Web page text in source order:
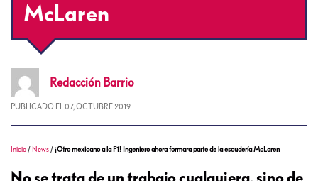
McLaren
Redacción Barrio
PUBLICADO EL 07, OCTUBRE 2019
Inicio / News /¡Otro mexicano a la F1! Ingeniero ahora formara parte de la escudería McLaren